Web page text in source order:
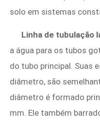
solo em sistemas
Linha de tubulação
a água para os tubos
do tubo principal. Suas
diâmetro, são
diâmetro é formado
mm. Ele também